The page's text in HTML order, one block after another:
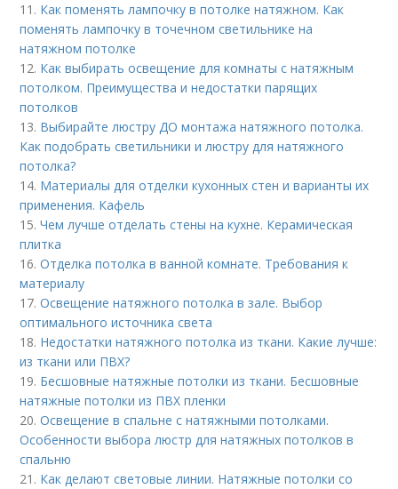
11. Как поменять лампочку в потолке натяжном. Как
поменять лампочку в точечном светильнике на
натяжном потолке
12. Как выбирать освещение для комнаты с натяжным
потолком. Преимущества и недостатки парящих
потолков
13. Выбирайте люстру ДО монтажа натяжного потолка.
Как подобрать светильники и люстру для натяжного
потолка?
14. Материалы для отделки кухонных стен и варианты их
применения. Кафель
15.Чем лучше отделать стены на кухне. Керамическая
плитка
16.Отделка потолка в ванной комнате. Требования к
материалу
17.Освещение натяжного потолка в зале. Выбор
оптимального источника света
18. Недостатки натяжного потолка из ткани. Какие лучше:
из ткани или ПВХ?
19. Бесшовные натяжные потолки из ткани. Бесшовные
натяжные потолки из ПВХ пленки
20.Освещение в спальне с натяжными потолками.
Особенности выбора люстр для натяжных потолков в
спальню
21. Как делают световые линии. Натяжные потолки со